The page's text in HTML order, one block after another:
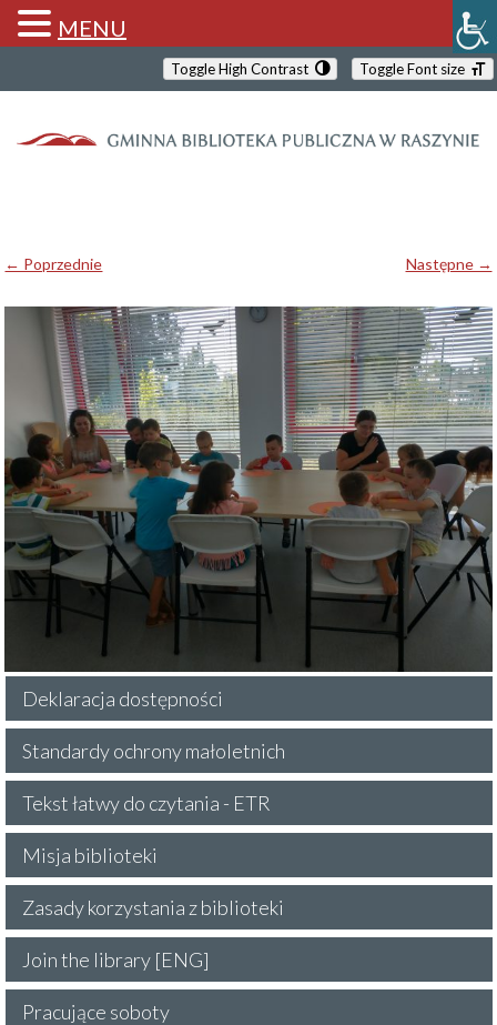
Toggle High Contrast Toggle Font size
← Poprzednie Następne →
Deklaracja dostępności
Standardy ochrony małoletnich
Tekst łatwy do czytania - ETR
Misja biblioteki
Zasady korzystania z biblioteki
Join the library [ENG]
Pracujące soboty
MENU